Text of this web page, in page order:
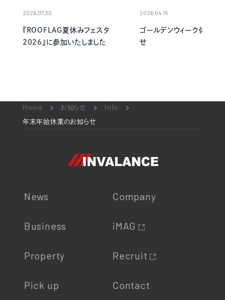
2026.07.30
『ROOFLAG夏休みフェスタ
2026』に参加いたしました
2026.04.15
ゴールデンウィーク休業の
せ
Home お知らせ Info
年末年始休業のお知らせ
News
Business
Property
Pick up
Company
iMAG
Recruit
Contact